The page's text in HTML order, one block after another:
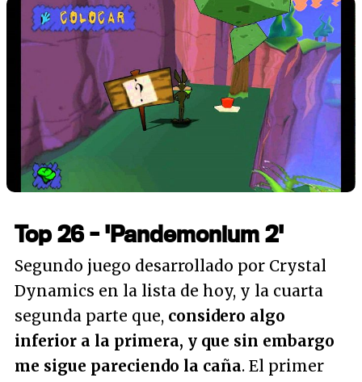
Top 26 - 'Pandemonium 2'
Segundo juego desarrollado por Crystal
Dynamics en la lista de hoy, y la cuarta
segunda parte que, considero algo
inferior a la primera, y que sin embargo
me sigue pareciendo la caña. El primer